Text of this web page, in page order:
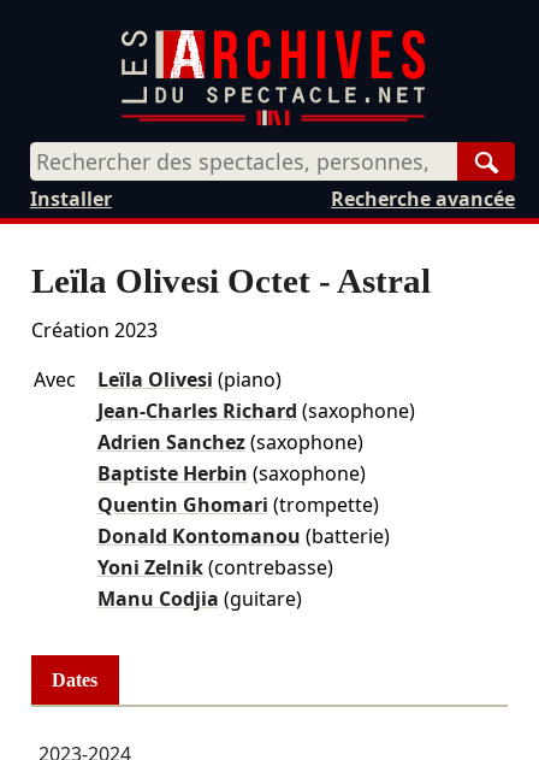
Recherche avancée
Installer
Leïla Olivesi Octet - Astral
Création 2023
Avec
Leïla Olivesi (piano)
Jean-Charles Richard (saxophone)
Adrien Sanchez (saxophone)
Baptiste Herbin (saxophone)
Quentin Ghomari (trompette)
Donald Kontomanou (batterie)
Yoni Zelnik (contrebasse)
Manu Codjia (guitare)
Dates
2023-2024